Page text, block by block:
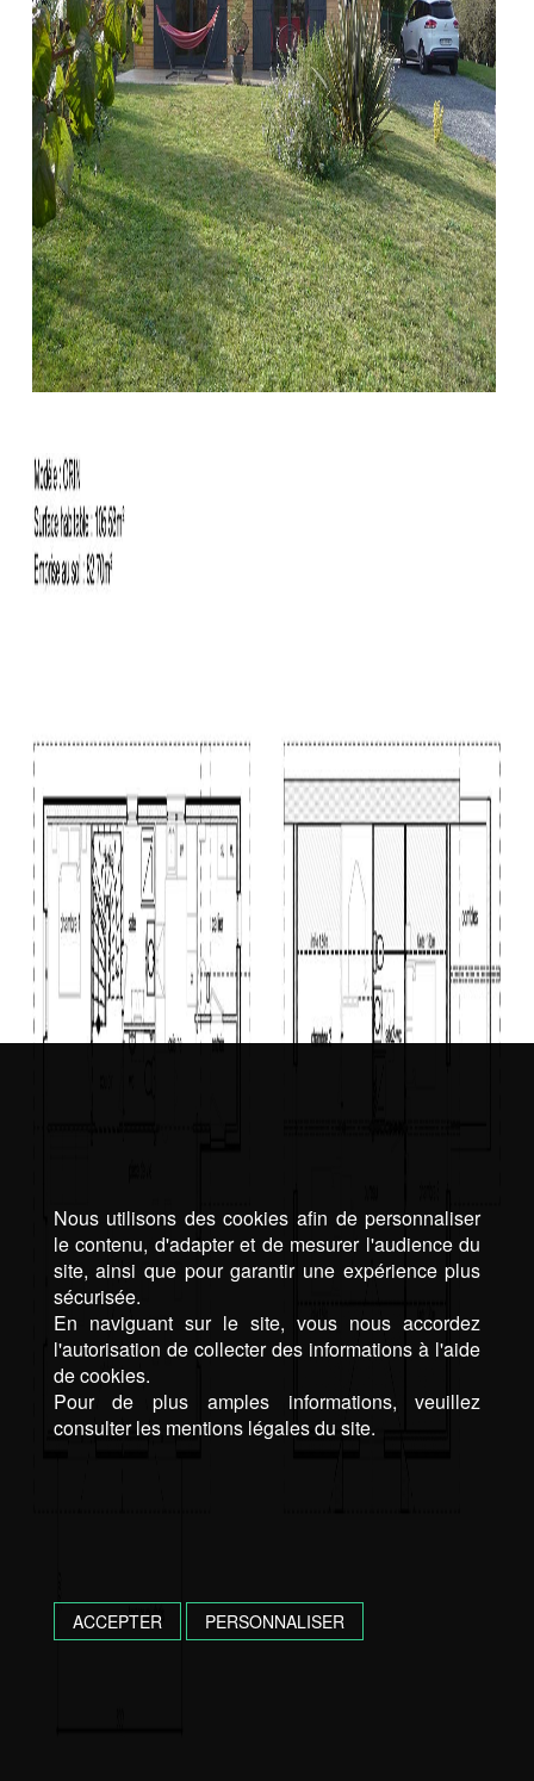
Nous utilisons des cookies afin de personnaliser
le contenu, d'adapter et de mesurer l'audience du
site, ainsi que pour garantir une expérience plus
sécurisée.
En naviguant sur le site, vous nous accordez
l'autorisation de collecter des informations à l'aide
de cookies.
Pour de plus amples informations, veuillez
consulter les mentions légales du site.
ACCEPTER PERSONNALISER